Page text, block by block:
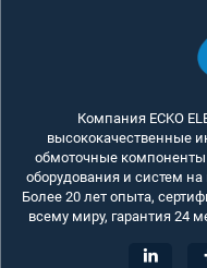
Компания ECKO
высококачественные
обмоточные
оборудования и систем
Более 20 лет опыта,
всему миру, гарантия 24